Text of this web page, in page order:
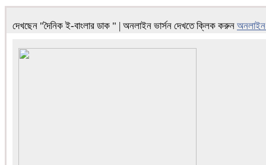
দেখছেন "দৈনিক ই-বাংলার ডাক " | অনলাইন ভার্সন দেখতে ক্লিক করুন অনলাইন